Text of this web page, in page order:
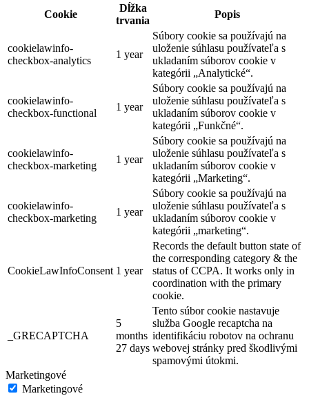
Cookie
Dĺžka
trvania
Popis
cookielawinfo-
checkbox-analytics
1 year
Súbory cookie sa používajú na
uloženie súhlasu používateľa s
ukladaním súborov cookie v
kategórii „Analytické“.
cookielawinfo-
checkbox-functional
1 year
Súbory cookie sa používajú na
uloženie súhlasu používateľa s
ukladaním súborov cookie v
kategórii „Funkčné“.
cookielawinfo-
checkbox-marketing
1 year
Súbory cookie sa používajú na
uloženie súhlasu používateľa s
ukladaním súborov cookie v
kategórii „Marketing“.
cookielawinfo-
checkbox-marketing
1 year
Súbory cookie sa používajú na
uloženie súhlasu používateľa s
ukladaním súborov cookie v
kategórii „marketing“.
CookieLawInfoConsent 1 year
Records the default button state of
the corresponding category & the
status of CCPA. It works only in
coordination with the primary
cookie.
_GRECAPTCHA
5
months
27 days
Tento súbor cookie nastavuje
služba Google recaptcha na
identifikáciu robotov na ochranu
webovej stránky pred škodlivými
spamovými útokmi.
Marketingové
Marketingové